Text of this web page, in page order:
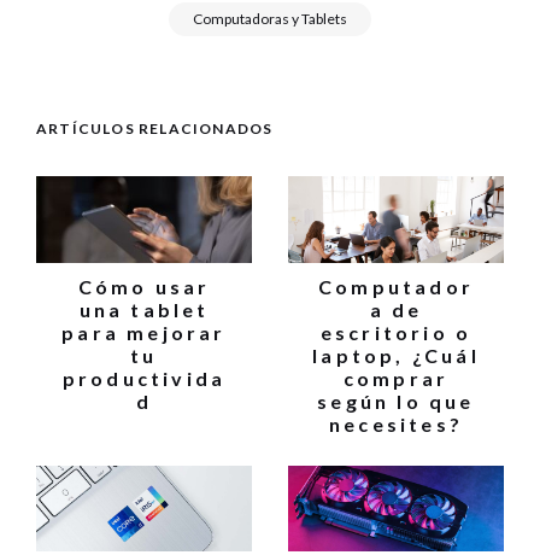
Computadoras y Tablets
ARTÍCULOS RELACIONADOS
Cómo usar
una tablet
para mejorar
tu
productivida
d
Computador
a de
escritorio o
laptop, ¿Cuál
comprar
según lo que
necesites?